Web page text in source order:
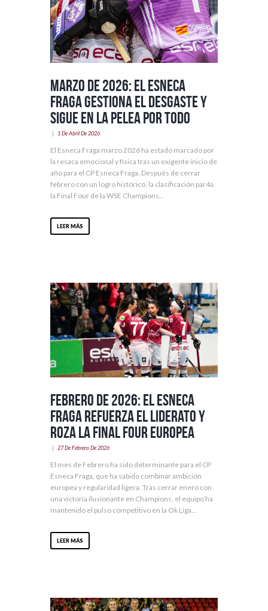
Marzo de 2026: el Esneca
Fraga gestiona el desgaste y
sigue en la pelea por todo
1 De Abril De 2026
El Esneca Fraga marzo 2026 ha estado marcado por
la resaca emocional y física tras un exigente inicio de
año para el CP Esneca Fraga. Después de cerrar
febrero con un logro histórico, la clasificación par4a
la Final Four de la WSE Champions...
LEER MÁS
Febrero de 2026: el Esneca
Fraga refuerza el liderato y
roza la Final Four europea
27 De Febrero De 2026
El mes de Febrero ha sido determinante para el CP
Esneca Fraga, que ha sabido combinar ambición
europea y regularidad ligera. Tras cerrar enero con
una victoria ilusionante en Champions, el equipo ha
mantenido el pulso competitivo en la Ok Liga...
LEER MÁS